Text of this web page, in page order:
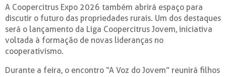
A Coopercitrus Expo 2026 também abrirá espaço para
discutir o futuro das propriedades rurais. Um dos destaques
será o lançamento da Liga Coopercitrus Jovem, iniciativa
voltada à formação de novas lideranças no
cooperativismo.
Durante a feira, o encontro “A Voz do Jovem” reunirá filhos